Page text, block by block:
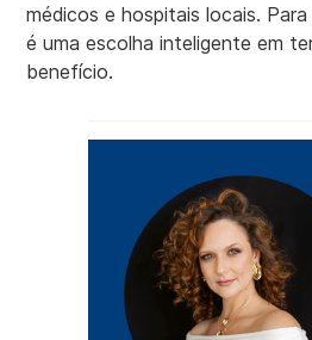
médicos e hospitais locais.
é uma escolha inteligente em
benefício.